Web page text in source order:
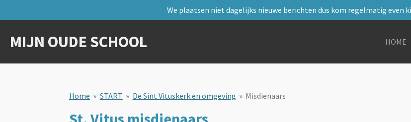
direct
de
We plaatsen niet dagelijks nieuwe berichten dus kom regelmatig even
MIJN OUDE SCHOOL HOME
Home » START » De Sint Vituskerk en omgeving » Misdienaars